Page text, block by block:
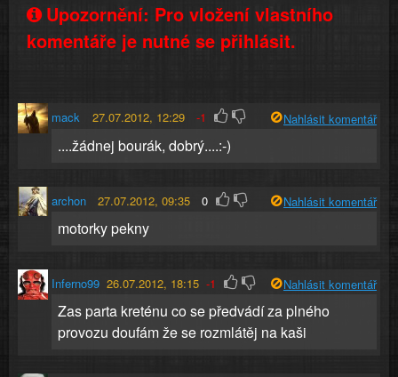
Upozornění: Pro vložení vlastního
komentáře je nutné se přihlásit.
mack 27.07.2012, 12:29 -1 Nahlásit komentář
....žádnej bourák, dobrý....:-)
archon 27.07.2012, 09:35 0 Nahlásit komentář
motorky pekny
Inferno99 26.07.2012, 18:15 -1 Nahlásit komentář
Zas parta kreténu co se předvádí za plného
provozu doufám že se rozmlátěj na kaši